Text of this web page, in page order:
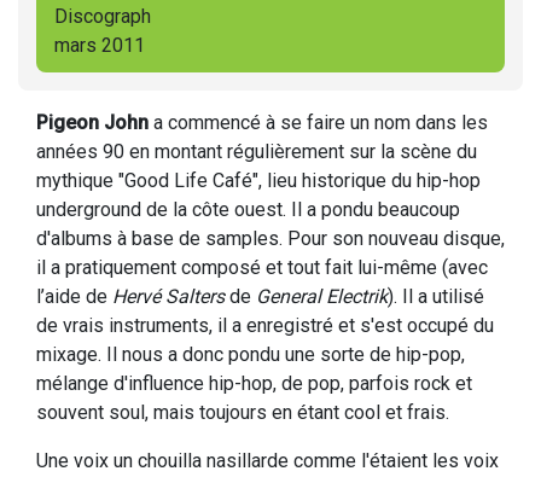
Discograph
mars 2011
Pigeon John a commencé à se faire un nom dans les
années 90 en montant régulièrement sur la scène du
mythique "Good Life Café", lieu historique du hip-hop
underground de la côte ouest. Il a pondu beaucoup
d'albums à base de samples. Pour son nouveau disque,
il a pratiquement composé et tout fait lui-même (avec
l’aide de Hervé Saltersde General Electrik). Il a utilisé
de vrais instruments, il a enregistré et s'est occupé du
mixage. Il nous a donc pondu une sorte de hip-pop,
mélange d'influence hip-hop, de pop, parfois rock et
souvent soul, mais toujours en étant cool et frais.
Une voix un chouilla nasillarde comme l'étaient les voix